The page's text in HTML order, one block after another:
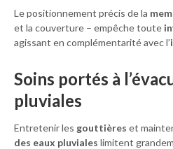
Le positionnement précis de la
et la couverture – empêche toute
agissant en complémentarité avec l’
Soins portés à
pluviales
Entretenir les gouttières et
des eaux pluviales limitent